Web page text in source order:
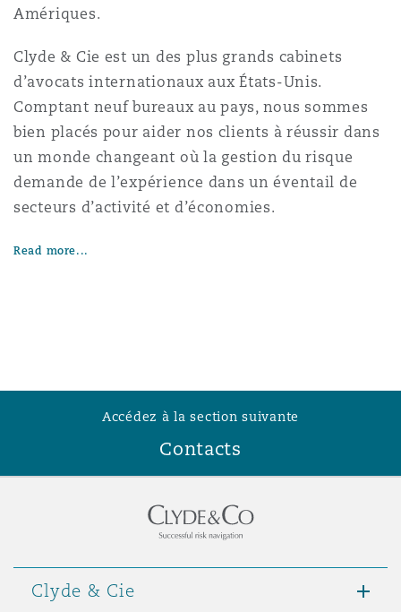
Amériques.
Clyde & Cie est un des plus grands cabinets
d’avocats internationaux aux États-Unis.
Comptant neuf bureaux au pays, nous sommes
bien placés pour aider nos clients à réussir dans
un monde changeant où la gestion du risque
demande de l’expérience dans un éventail de
secteurs d’activité et d’économies.
Read more...
Accédez à la section suivante
Contacts
Clyde & Cie